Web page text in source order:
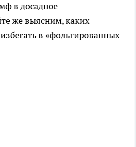
в досадное
же выясним, каких
в «фольгированных